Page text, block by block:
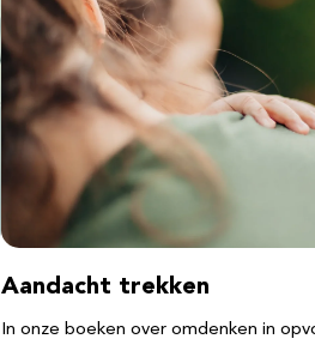
Aandacht trekken
In onze boeken over omdenken in